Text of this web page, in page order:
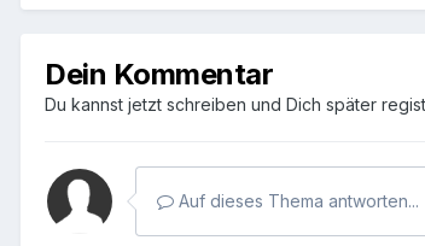
Dein Kommentar
Du kannst jetzt schreiben und Dich später
Auf dieses Thema antworten...